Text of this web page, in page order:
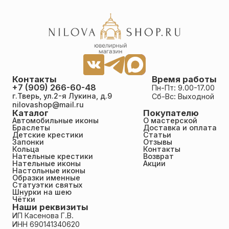
Каталог
Автомобильные иконы
Браслеты
Детские крестики
Запонки
Кольца
Нательные крестики
Нательные иконы
Настольные иконы
Образки именные
Статуэтки святых
Шнурки на шею
Чётки
Покупателю
О мастерской
Доставка и оплата
Статьи
Отзывы
Контакты
Возврат
Акции
Время работы
Пн-Пт: 9.00-17.00
Сб-Вс: Выходной
Контакты
+7 (909) 266-60-48
г.Тверь, ул.2-я Лукина, д.9
nilovashop@mail.ru
Наши реквизиты
ИП Касенова Г.В.
ИНН 690141340620